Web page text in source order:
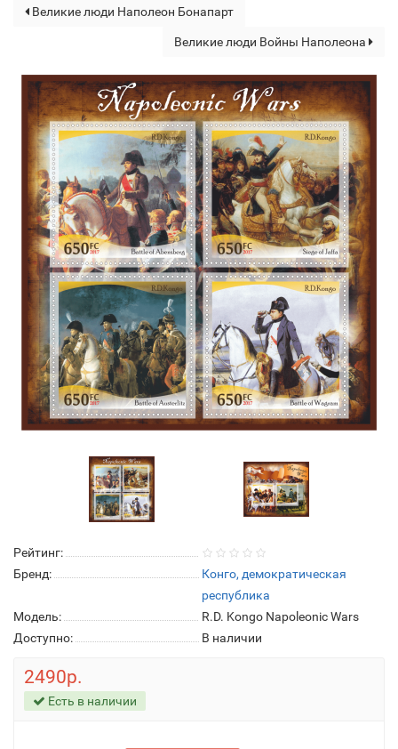
Великие люди Наполеон Бонапарт
Великие люди Войны Наполеона
Рейтинг:
Бренд:
Конго, демократическая
республика
Модель:
R.D. Kongo Napoleonic Wars
Доступно:
В наличии
2490р.
Есть в наличии